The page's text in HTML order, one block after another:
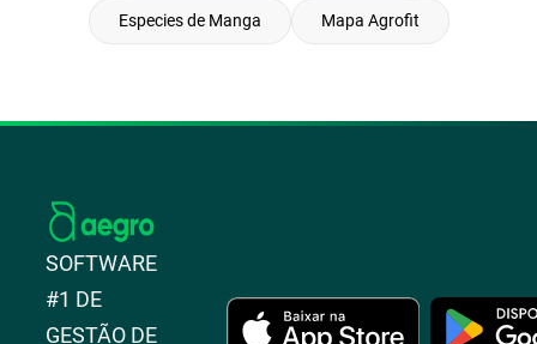
Especies de Manga Mapa Agrofit
SOFTWARE
#1 DE
GESTÃO DE